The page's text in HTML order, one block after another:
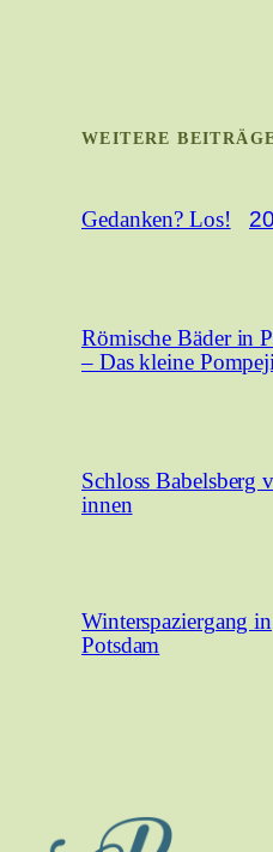
WEITERE
Gedanken? Los!
Römische Bäder in
– Das kleine Pompeji
Schloss Babelsberg
innen
Winterspaziergang in
Potsdam